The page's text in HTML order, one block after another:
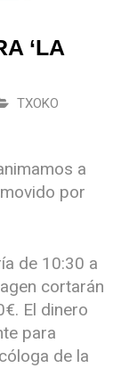
‘LA
TXOKO
a
por
de 10:30 a
cortarán
El dinero
para
de la